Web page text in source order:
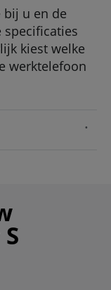
bij u en de
specificaties
kiest welke
werktelefoon